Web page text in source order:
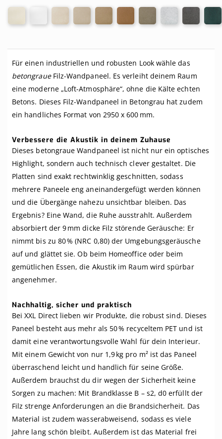
Für einen industriellen und robusten Look wähle das
betongraueFilz-Wandpaneel. Es verleiht deinem Raum
eine moderne „Loft-Atmosphäre“, ohne die Kälte echten
Betons. Dieses Filz-Wandpaneel in Betongrau hat zudem
ein handliches Format von 2950 x 600 mm.
Verbessere die Akustik in deinem Zuhause
Dieses betongraue Wandpaneel ist nicht nur ein optisches
Highlight, sondern auch technisch clever gestaltet. Die
Platten sind exakt rechtwinklig geschnitten, sodass
mehrere Paneele eng aneinandergefügt werden können
und die Übergänge nahezu unsichtbar bleiben. Das
Ergebnis? Eine Wand, die Ruhe ausstrahlt. Außerdem
absorbiert der 9 mm dicke Filz störende Geräusche: Er
nimmt bis zu 80 % (NRC 0,80) der Umgebungsgeräusche
auf und glättet sie. Ob beim Homeoffice oder beim
gemütlichen Essen, die Akustik im Raum wird spürbar
angenehmer.
Nachhaltig, sicher und praktisch
Bei XXL Direct lieben wir Produkte, die robust sind. Dieses
Paneel besteht aus mehr als 50 % recyceltem PET und ist
damit eine verantwortungsvolle Wahl für dein Interieur.
Mit einem Gewicht von nur 1,9 kg pro m² ist das Paneel
überraschend leicht und handlich für seine Größe.
Außerdem brauchst du dir wegen der Sicherheit keine
Sorgen zu machen: Mit Brandklasse B – s2, d0 erfüllt der
Filz strenge Anforderungen an die Brandsicherheit. Das
Material ist zudem wasserabweisend, sodass es viele
Jahre lang schön bleibt. Außerdem ist das Material frei